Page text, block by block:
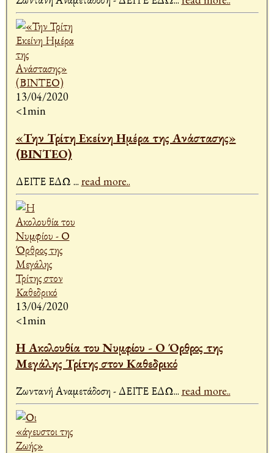
13/04/2020
<1min
«Την Τρίτη Εκείνη Ημέρα της Ανάστασης»
(ΒΙΝΤΕΟ)
ΔΕΙΤΕ ΕΔΩ ... read more..
13/04/2020
<1min
Η Ακολουθία του Νυμφίου - Ο Όρθρος της
Μεγάλης Τρίτης στον Καθεδρικό
Ζωντανή Αναμετάδοση - ΔΕΙΤΕ ΕΔΩ... read more..